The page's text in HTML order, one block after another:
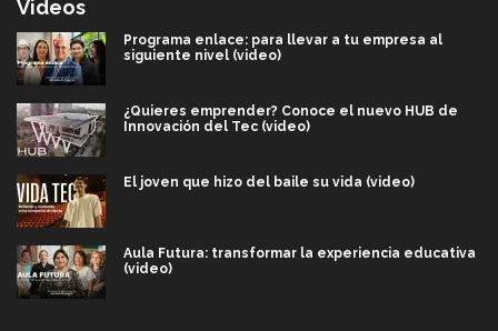
Videos
Programa enlace: para llevar a tu empresa al
siguiente nivel (video)
¿Quieres emprender? Conoce el nuevo HUB de
Innovación del Tec (video)
El joven que hizo del baile su vida (video)
Aula Futura: transformar la experiencia educativa
(video)